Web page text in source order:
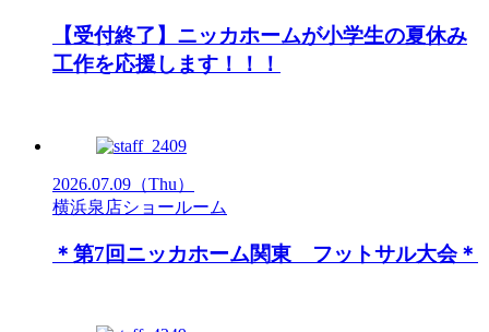
【受付終了】ニッカホームが小学生の夏休み
工作を応援します！！！
2026.07.09 （Thu）
横浜泉店ショールーム
＊第7回ニッカホーム関東 フットサル大会＊